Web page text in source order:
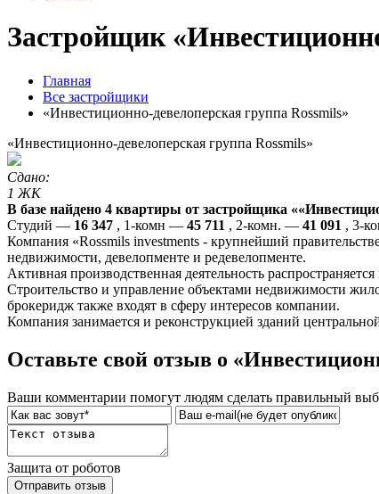
Застройщик
Главная
Все застройщики
«Инвестиционно-девелоперская группа Rossmils»
«Инвестиционно-девелоперская группа Rossmils»
Сдано:
1 ЖК
В базе найдено 4 квартиры от застройщика
Студий — 16 347 , 1-комн — 45 711 , 2-комн. — 41 091 , 3-
Компания «Rossmils investments - крупнейший
недвижимости, девелопменте и редевелопменте.
Активная производственная деятельность
Строительство и управление объектами недвижимости
брокеридж также входят в сферу интересов компании.
Компания занимается и реконструкцией зданий
Оставьте свой отзыв о
Ваши комментарии помогут людям сделать правильный
Защита от роботов
Отправить отзыв